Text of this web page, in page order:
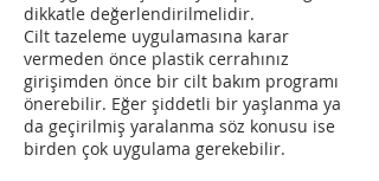
dikkatle değerlendirilmelidir.
Cilt tazeleme uygulamasına karar
vermeden önce plastik cerrahınız
girişimden önce bir cilt bakım programı
önerebilir. Eğer şiddetli bir yaşlanma ya
da geçirilmiş yaralanma söz konusu ise
birden çok uygulama gerekebilir.